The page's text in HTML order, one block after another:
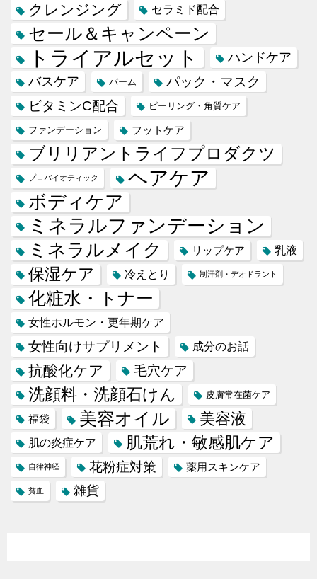
クレンジング セラミド配合
セール＆キャンペーン
トライアルセット
ハンドケア
バスケア
バーム
パック・マスク
ビタミンC配合
ピーリング・角質ケア
ファンデーション フットケア
ブリリアントライフプロダクツ
プロバイオティック ヘアケア
ボディケア
ミネラルファンデーション
ミネラルメイク リップケア 乳液
保湿ケア 冷えとり 制汗剤・デオドラント
化粧水・トナー
女性ホルモン・更年期ケア
女性向けサプリメント 成分のお話
抗酸化ケア 毛穴ケア
洗顔料・洗顔石けん 皮膚常在菌ケア
福袋 美容オイル 美容液
肌の炎症ケア 肌荒れ・敏感肌ケア
自律神経 花粉症対策 薬用スキンケア
貧血 雑貨